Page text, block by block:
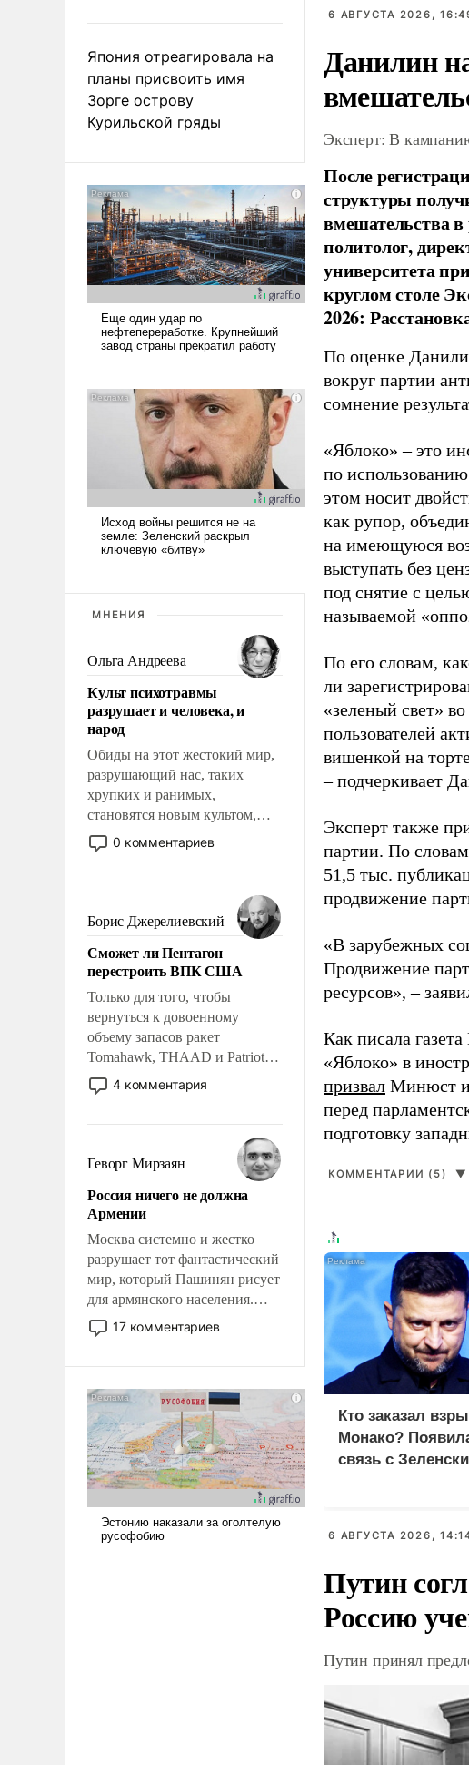
Япония отреагировала на
планы присвоить имя
Зорге острову
Курильской гряды
МНЕНИЯ
Ольга Андреева
Культ психотравмы
разрушает и человека, и
народ
Обиды на этот жестокий мир,
разрушающий нас, таких
хрупких и ранимых,
становятся новым культом,
постепенно вытесняя и
отменяя традиционное
мужественным и твердым под
ударами судьбы, брать на себя
ответственность, помогать
слабым, идти вперед и
адаптироваться.
0 комментариев
Борис Джерелиевский
Сможет ли Пентагон
перестроить ВПК США
Только для того, чтобы
вернуться к довоенному
объему запасов ракет
Tomahawk, THAAD и Patriot
США потребуется более трех
лет. Даже небольшая война с
Сложившаяся ситуация
означает многолетний период
уязвимости США, например,
перед Китаем.
4 комментария
Геворг Мирзаян
Россия ничего не должна
Армении
Москва системно и жестко
разрушает тот фантастический
мир, который Пашинян рисует
для армянского населения.
Мир, где политические
прожекты будут безусловно
налогоплательщиков и где
Еревану за свои поступки не
нужно отвечать.
17 комментариев
6 АВГУСТА 2026,
Данилин
Эксперт: В
После
структуры
вмешательства
политолог,
университета
круглом столе
2026:
По оценке
вокруг партии
сомнение
«Яблоко» – это
по
этом носит
как рупор,
на имеющуюся
выступать без
под снятие с
называемой
По его словам,
ли
«зеленый свет»
пользователей
вишенкой на
– подчеркивает
Эксперт также
партии. По
51,5 тыс.
продвижение
«В зарубежных
Продвижение
ресурсов», –
Как писала
«Яблоко» в
призвал Минюст и
перед
подготовку
КОММЕНТАРИИ (5) ▼
Кто заказал
Монако?
связь с
6 АВГУСТА 2026,
Путин
Россию
Путин принял